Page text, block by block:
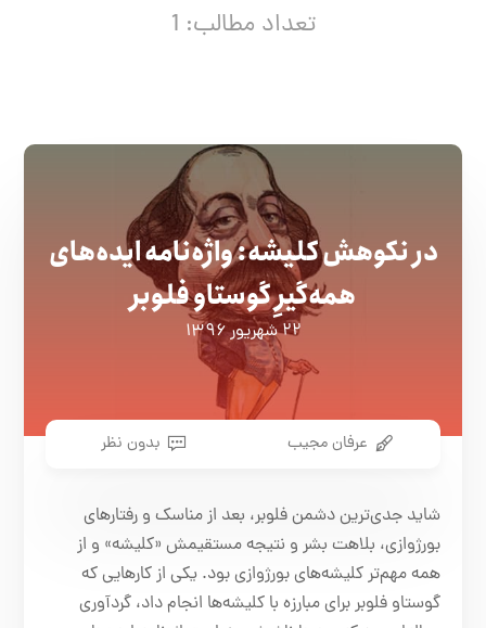
تعداد مطالب: 1
در نکوهش کلیشه: واژه‌نامه ایده‌های
همه‌گیرِ گوستاو فلوبر
۲۲ شهریور ۱۳۹۶
عرفان مجیب بدون نظر
شاید جدی‌ترین دشمن فلوبر، بعد از مناسک و رفتارهای
بورژوازی، بلاهت بشر و نتیجه مستقیمش «کلیشه» و از
همه مهم‌تر کلیشه‌های بورژوازی بود. یکی از کارهایی که
گوستاو فلوبر برای مبارزه با کلیشه‌ها انجام داد، گردآوری